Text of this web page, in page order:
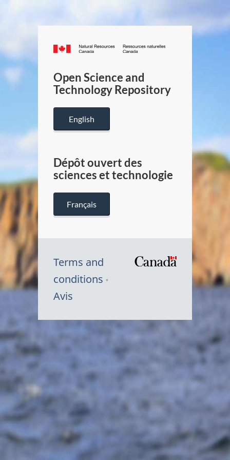
Canada.ca
/
Canada
Open Science and
Technology Repository
English
Dépôt ouvert des
sciences et technologie
Français
Terms and
conditions
Avis
Symbole
Canada